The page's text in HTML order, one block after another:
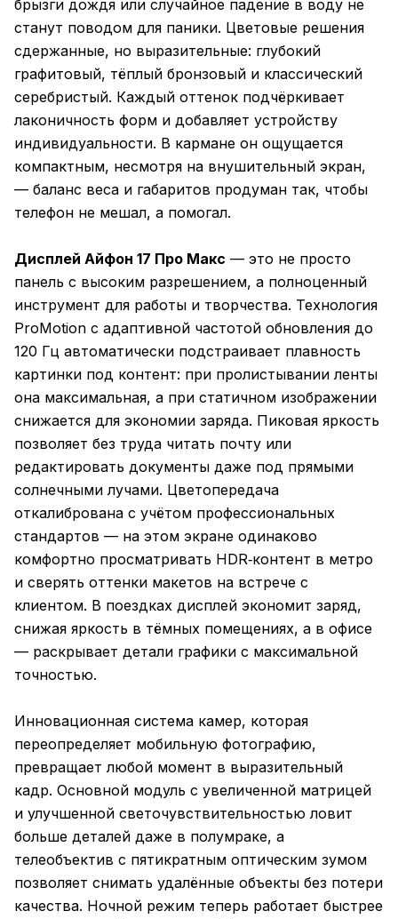
брызги дождя или случайное падение в воду не
станут поводом для паники. Цветовые решения
сдержанные, но выразительные: глубокий
графитовый, тёплый бронзовый и классический
серебристый. Каждый оттенок подчёркивает
лаконичность форм и добавляет устройству
индивидуальности. В кармане он ощущается
компактным, несмотря на внушительный экран,
— баланс веса и габаритов продуман так, чтобы
телефон не мешал, а помогал.
Дисплей Айфон 17 Про Макс — это не просто
панель с высоким разрешением, а полноценный
инструмент для работы и творчества. Технология
ProMotion с адаптивной частотой обновления до
120 Гц автоматически подстраивает плавность
картинки под контент: при пролистывании ленты
она максимальная, а при статичном изображении
снижается для экономии заряда. Пиковая яркость
позволяет без труда читать почту или
редактировать документы даже под прямыми
солнечными лучами. Цветопередача
откалибрована с учётом профессиональных
стандартов — на этом экране одинаково
комфортно просматривать HDR‑контент в метро
и сверять оттенки макетов на встрече с
клиентом. В поездках дисплей экономит заряд,
снижая яркость в тёмных помещениях, а в офисе
— раскрывает детали графики с максимальной
точностью.
Инновационная система камер, которая
переопределяет мобильную фотографию,
превращает любой момент в выразительный
кадр. Основной модуль с увеличенной матрицей
и улучшенной светочувствительностью ловит
больше деталей даже в полумраке, а
телеобъектив с пятикратным оптическим зумом
позволяет снимать удалённые объекты без потери
качества. Ночной режим теперь работает быстрее